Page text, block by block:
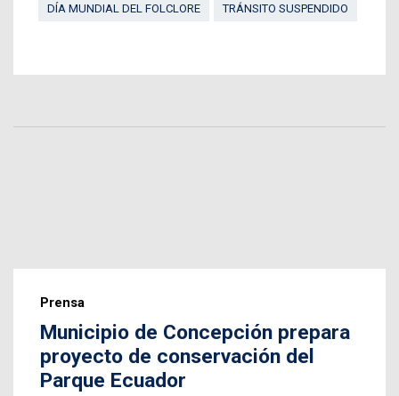
DÍA MUNDIAL DEL FOLCLORE TRÁNSITO SUSPENDIDO
Prensa
Municipio de Concepción prepara
proyecto de conservación del
Parque Ecuador